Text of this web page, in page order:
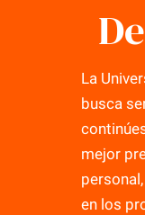
La
busca
mejor
en los